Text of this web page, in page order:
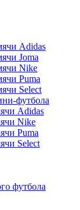
Adidas
Joma
Nike
Puma
Select
футбола
Adidas
Nike
Puma
Select
футбола